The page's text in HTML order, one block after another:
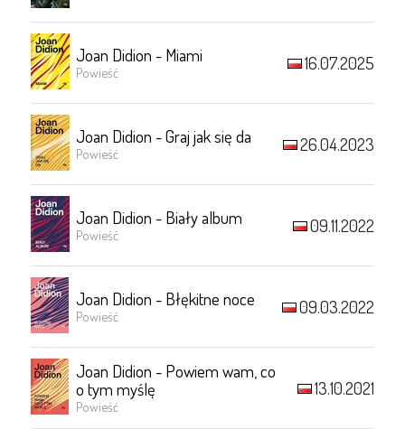
Joan Didion - Miami
Powieść 16.07.2025
Joan Didion - Graj jak się da
Powieść 26.04.2023
Joan Didion - Biały album
Powieść 09.11.2022
Joan Didion - Błękitne noce
Powieść 09.03.2022
Joan Didion - Powiem wam, co
o tym myślę
Powieść
13.10.2021